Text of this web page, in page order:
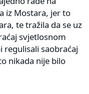
iz Mostara, jer to
te tražila da se uz
svjetlosnom
regulisali saobraćaj
nikada nije bilo